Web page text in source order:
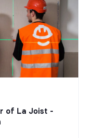
of La Joist -